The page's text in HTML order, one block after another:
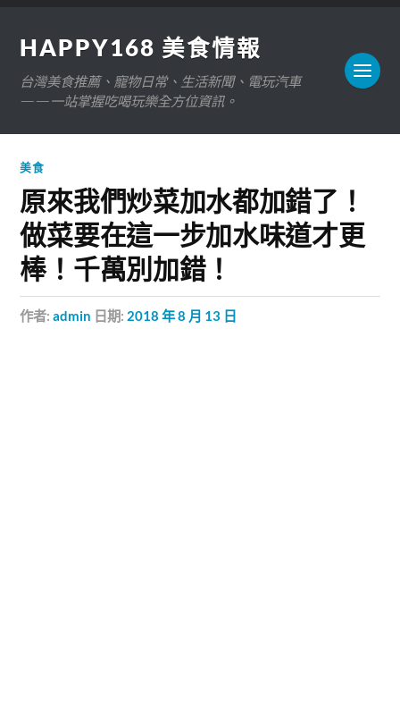
HAPPY168 美食情報
台灣美食推薦、寵物日常、生活新聞、電玩汽車
——一站掌握吃喝玩樂全方位資訊。
美食
原來我們炒菜加水都加錯了！
做菜要在這一步加水味道才更
棒！千萬別加錯！
作者:admin 日期: 2018 年 8 月 13 日